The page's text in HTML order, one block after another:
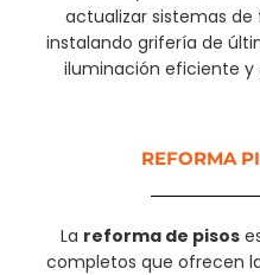
actualizar sistemas
instalando grifería de
iluminación eficiente
REFORMA
La reforma de pisos
completos que ofrecen